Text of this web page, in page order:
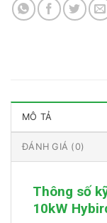
MÔ TẢ
ĐÁNH GIÁ (0)
Thông số
10kW